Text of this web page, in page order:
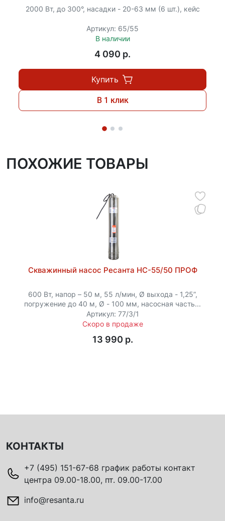
2000 Вт, до 300°, насадки - 20-63 мм (6 шт.), кейс
Артикул: 65/55
В наличии
4 090 p.
Купить
В 1 клик
ПОХОЖИЕ ТОВАРЫ
Скважинный насос Ресанта НС-55/50 ПРОФ
600 Вт, напор – 50 м, 55 л/мин, Ø выхода - 1,25”,
погружение до 40 м, Ø - 100 мм, насосная часть...
Артикул: 77/3/1
Скоро в продаже
13 990 p.
КОНТАКТЫ
+7 (495) 151-67-68 график работы контакт
центра 09.00-18.00, пт. 09.00-17.00
info@resanta.ru